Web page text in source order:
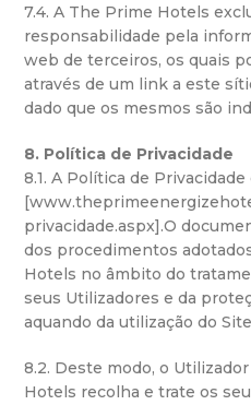
7.4. A The Prime Hotels
responsabilidade pela
web de terceiros, os quais
através de um link a este
dado que os mesmos são
8. Política de Privacidade
8.1. A Política de
privacidade.aspx].O
dos procedimentos
Hotels no âmbito do
seus Utilizadores e da
aquando da utilização do
8.2. Deste modo, o
Hotels recolha e trate os